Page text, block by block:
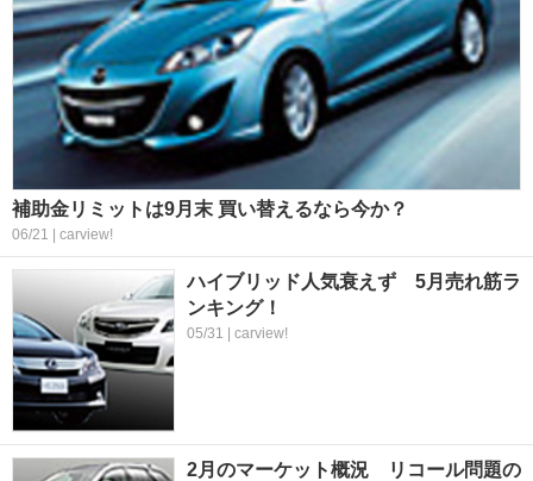
補助金リミットは9月末 買い替えるなら今か？
06/21 | carview!
ハイブリッド人気衰えず 5月売れ筋ラ
ンキング！
05/31 | carview!
2月のマーケット概況 リコール問題の